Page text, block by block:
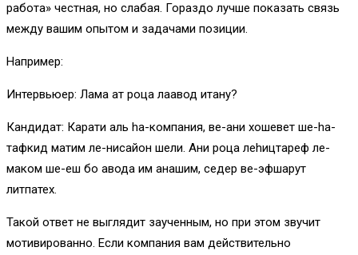
работа» честная, но слабая. Гораздо лучше показать связь
между вашим опытом и задачами позиции.
Например:
Интервьюер: Лама ат роца лаавод итану?
Кандидат: Карати аль hа-компания, ве-ани хошевет ше-hа-
тафкид матим ле-нисайон шели. Ани роца леhицтареф ле-
маком ше-еш бо авода им анашим, седер ве-эфшарут
литпатех.
Такой ответ не выглядит заученным, но при этом звучит
мотивированно. Если компания вам действительно